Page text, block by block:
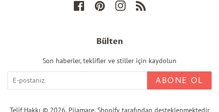
FacebookPinterestInstagram
Bülten
Son haberler, teklifler ve stiller için kaydolun
ABONE OL
Telif Hakkı © 2026, Pijamare. Shopify tarafından desteklenmektedir